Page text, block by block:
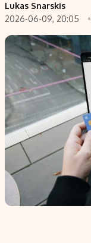
Lukas Snarskis
2026-06-09, 20:05